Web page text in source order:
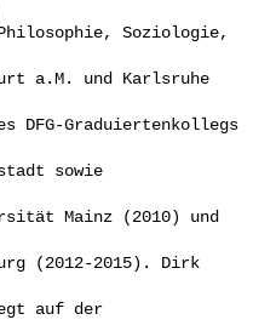
Soziologie,
a.M. und Karlsruhe
DFG-Graduiertenkollegs
sowie
Mainz (2010) und
(2012-2015). Dirk
auf der